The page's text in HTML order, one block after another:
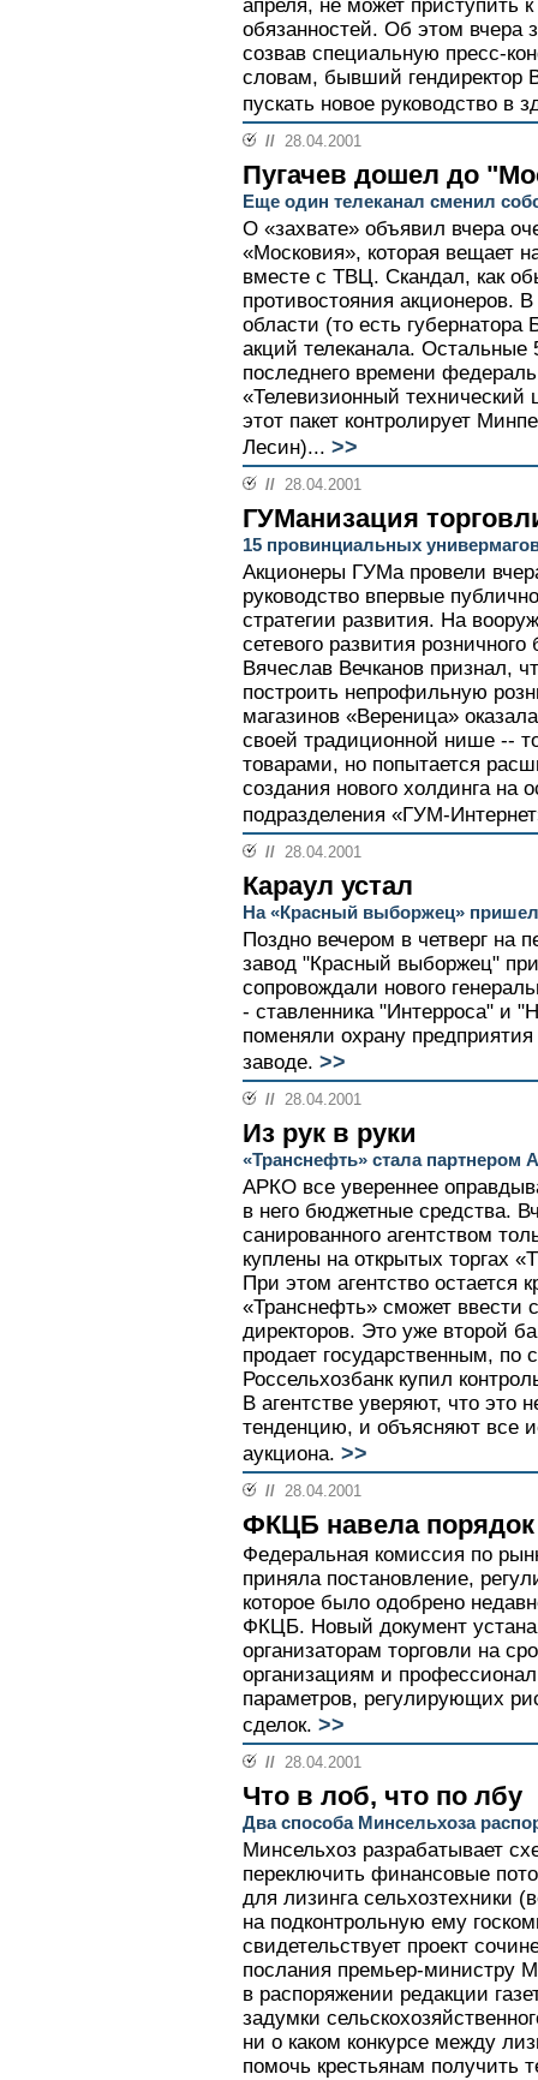
апреля, не может приступить
обязанностей. Об этом
созвав специальную пресс-
словам, бывший гендиректор
пускать новое руководство в
// 28.04.2001
Пугачев дошел до
Еще один телеканал сменил
О «захвате» объявил вчера
«Московия», которая вещает
вместе с ТВЦ. Скандал, как
противостояния акционеров.
области (то есть
акций телеканала.
последнего времени
«Телевизионный
этот пакет контролирует
Лесин)... >>
// 28.04.2001
ГУМанизация
15 провинциальных
Акционеры ГУМа провели
руководство впервые
стратегии развития. На
сетевого развития
Вячеслав Вечканов признал,
построить непрофильную
магазинов «Вереница»
своей традиционной нише --
товарами, но попытается
создания нового холдинга на
подразделения «ГУМ-
// 28.04.2001
Караул устал
На «Красный выборжец»
Поздно вечером в четверг на
завод "Красный выборжец"
сопровождали нового
- ставленника "Интерроса" и
поменяли охрану
заводе. >>
// 28.04.2001
Из рук в руки
«Транснефть» стала партнером
АРКО все увереннее
в него бюджетные средства.
санированного агентством
куплены на открытых торгах
При этом агентство остается
«Транснефть» сможет ввести
директоров. Это уже второй
продает государственным, по
Россельхозбанк купил
В агентстве уверяют, что это
тенденцию, и объясняют все
аукциона. >>
// 28.04.2001
ФКЦБ навела
Федеральная комиссия по
приняла постановление,
которое было одобрено
ФКЦБ. Новый документ
организаторам торговли на
организациям и
параметров, регулирующих
сделок. >>
// 28.04.2001
Что в лоб, что по лбу
Два способа Минсельхоза
Минсельхоз разрабатывает
переключить финансовые
для лизинга сельхозтехники
на подконтрольную ему
свидетельствует проект
послания премьер-министру
в распоряжении редакции
задумки
ни о каком конкурсе между
помочь крестьянам получить